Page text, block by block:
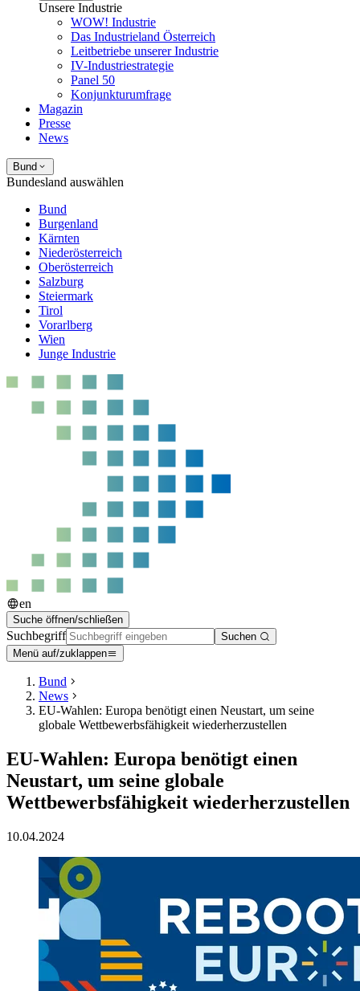
Unsere Industrie
WOW! Industrie
Das Industrieland Österreich
Leitbetriebe unserer Industrie
IV-Industriestrategie
Panel 50
Konjunkturumfrage
Magazin
Presse
News
Bund
Bundesland auswählen
Bund
Burgenland
Kärnten
Niederösterreich
Oberösterreich
Salzburg
Steiermark
Tirol
Vorarlberg
Wien
Junge Industrie
en
Suche öffnen/schließen
Suchbegriff
Suchen
Menü auf/zuklappen
Bund
News
EU-Wahlen: Europa benötigt einen Neustart, um seine
globale Wettbewerbsfähigkeit wiederherzustellen
EU-Wahlen: Europa benötigt einen
Neustart, um seine globale
Wettbewerbsfähigkeit wiederherzustellen
10.04.2024